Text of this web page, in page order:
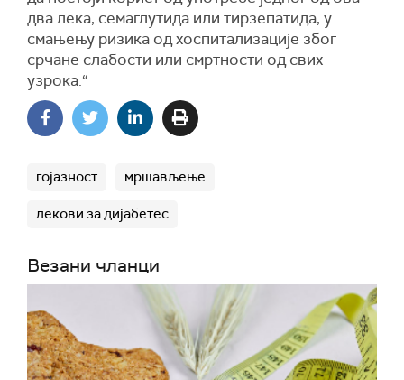
два лека, семаглутида или тирзепатида, у
смањењу ризика од хоспитализације због
срчане слабости или смртности од свих
узрока.“
гојазност мршављење
лекови за дијабетес
Везани чланци